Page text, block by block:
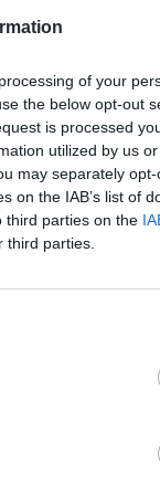
of your
the below opt-out
is processed
utilized by us
may separately
on the IAB’s list of
third parties on the
parties.